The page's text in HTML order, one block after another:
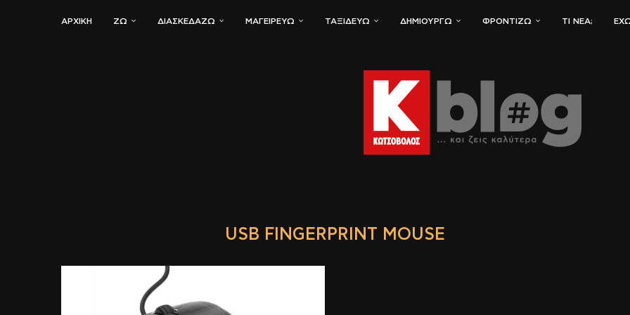
ΑΡΧΙΚΗ ΖΏ ΔΙΑΣΚΕΔΆΖΩ ΜΑΓΕΙΡΕΎΩ ΤΑΞΙΔΕΎΩ ΔΗΜΙΟΥΡΓΏ ΦΡΟΝΤΊΖΩ ΤΙ ΝΈΑ;
USB FINGERPRINT MOUSE